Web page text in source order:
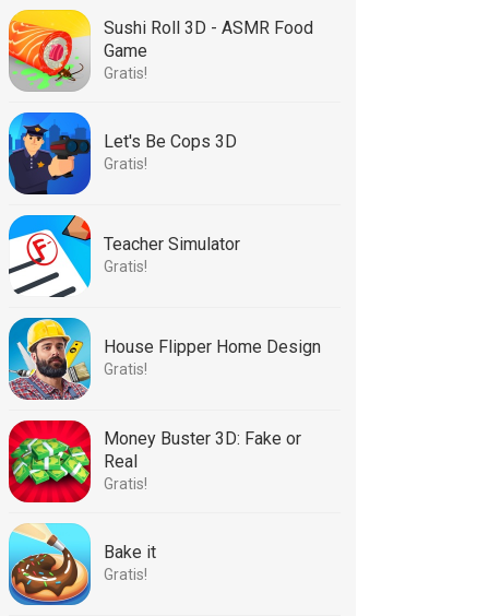
Sushi Roll 3D - ASMR Food
Game
Gratis!
Let's Be Cops 3D
Gratis!
Teacher Simulator
Gratis!
House Flipper Home Design
Gratis!
Money Buster 3D: Fake or
Real
Gratis!
Bake it
Gratis!